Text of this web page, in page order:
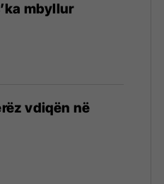
mbyllur
vdiqën në